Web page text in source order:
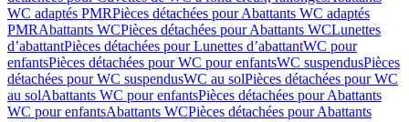
WC adaptés PMRPièces détachées pour Abattants WC adaptés
PMRAbattants WCPièces détachées pour Abattants WCLunettes
d’abattantPièces détachées pour Lunettes d’abattantWC pour
enfantsPièces détachées pour WC pour enfantsWC suspendusPièces
détachées pour WC suspendusWC au solPièces détachées pour WC
au solAbattants WC pour enfantsPièces détachées pour Abattants
WC pour enfantsAbattants WCPièces détachées pour Abattants